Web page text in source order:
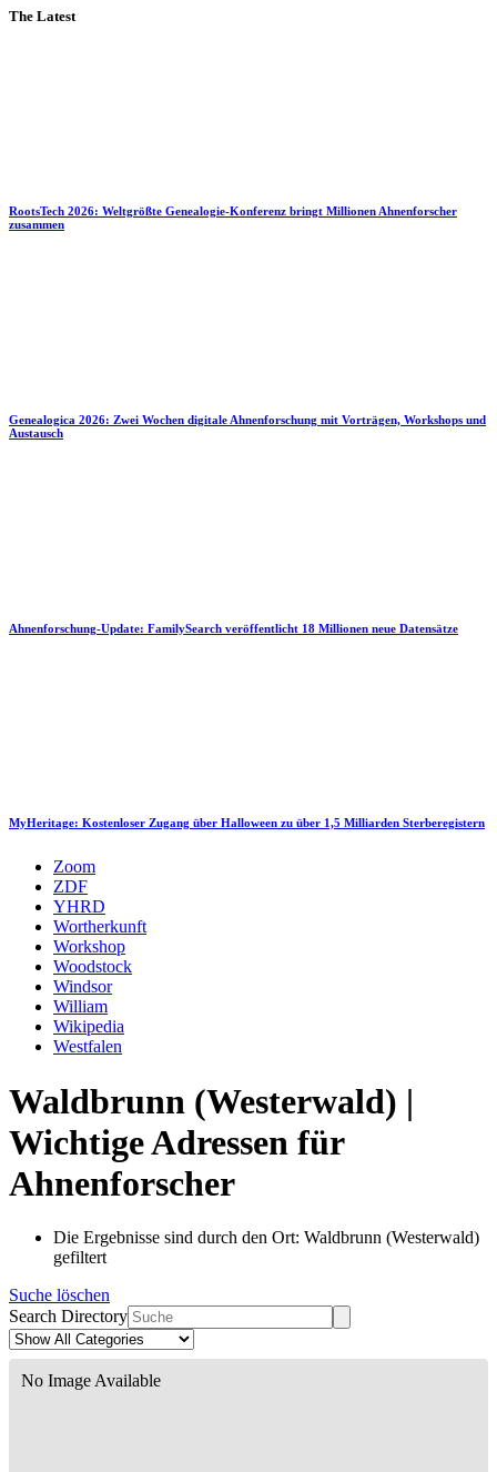
The Latest
RootsTech 2026: Weltgrößte Genealogie-Konferenz bringt Millionen Ahnenforscher
zusammen
Genealogica 2026: Zwei Wochen digitale Ahnenforschung mit Vorträgen, Workshops und
Austausch
Ahnenforschung-Update: FamilySearch veröffentlicht 18 Millionen neue Datensätze
MyHeritage: Kostenloser Zugang über Halloween zu über 1,5 Milliarden Sterberegistern
Zoom
ZDF
YHRD
Wortherkunft
Workshop
Woodstock
Windsor
William
Wikipedia
Westfalen
Waldbrunn (Westerwald) |
Wichtige Adressen für
Ahnenforscher
Die Ergebnisse sind durch den Ort: Waldbrunn (Westerwald)
gefiltert
Suche löschen
Search Directory
No Image Available